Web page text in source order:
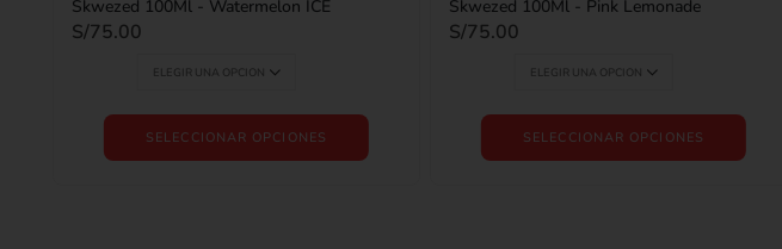
Skwezed 100Ml - Watermelon ICE
S/75.00
SELECCIONAR OPCIONES
Skwezed 100Ml - Pink Lemonade
S/75.00
SELECCIONAR OPCIONES